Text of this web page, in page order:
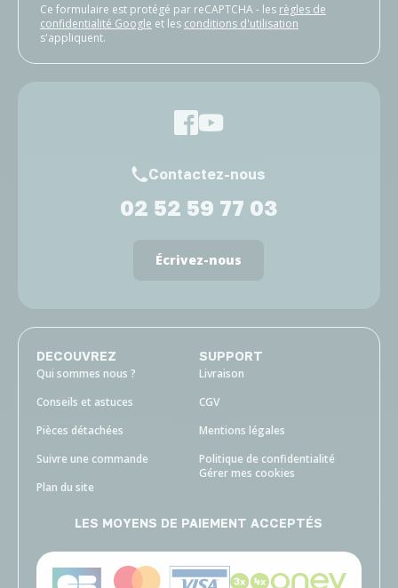
Ce formulaire est protégé par reCAPTCHA - les règles de
confidentialité Google et les conditions d'utilisation
s'appliquent.
Contactez-nous
02 52 59 77 03
Écrivez-nous
DECOUVREZ
Qui sommes nous ?
Conseils et astuces
Pièces détachées
Suivre une commande
Plan du site
SUPPORT
Livraison
CGV
Mentions légales
Politique de confidentialité
Gérer mes cookies
LES MOYENS DE PAIEMENT ACCEPTÉS